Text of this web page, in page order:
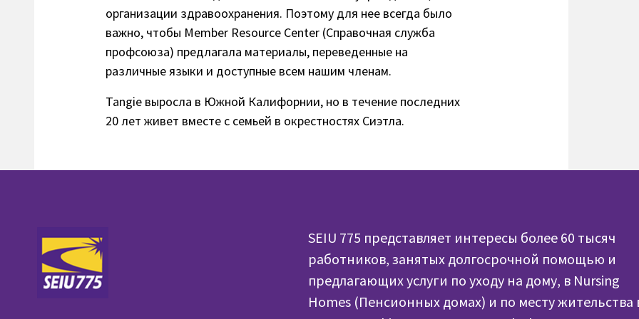
организации здравоохранения. Поэтому для нее всегда было
важно, чтобы Member Resource Center (Справочная служба
профсоюза) предлагала материалы, переведенные на
различные языки и доступные всем нашим членам.
Tangie выросла в Южной Калифорнии, но в течение последних
20 лет живет вместе с семьей в окрестностях Сиэтла.
SEIU 775 представляет интересы более 60 тысяч
работников, занятых долгосрочной помощью и
предлагающих услуги по уходу на дому, в Nursing
Homes (Пенсионных домах) и по месту жительства